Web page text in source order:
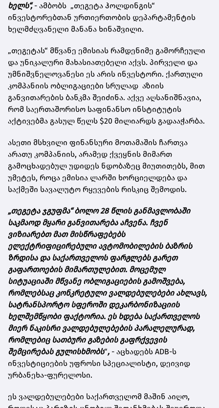
ხელს“, - ამბობს „თეგეტა ჰოლდინგის“
ინვესტორებთან ურთიერთობის დეპარტამენტის
ხელმძღვანელი მანანა ხინაშვილი.
„თეგეტას“ მწვანე ემისიას რამდენიმე გამორჩეული
და უნიკალური მახასიათებელი აქვს. პირველი და
უმნიშვნელოვანესი ეს არის ინვესტორი. ქართული
კომპანიის ობლიგაციები სრულად აზიის
განვითარების ბანკმა შეიძინა. აქვე აღსანიშნავია,
რომ საერთაშორისო საფინანსო ინსტიტუტის
აქტივებმა გასულ წელს $20 მილიარდს გადააჭარბა.
ასეთი მსხვილი ფინანსური მოთამაშის ჩართვა
არათუ კომპანიის, არამედ ქვეყნის მიმართ
გამოცხადებულ უდიდეს ნდობაზეც მიუთითებს, მით
უმეტეს, როცა ემისია ლარში ხორციელდება და
საქმეში სავალუტო რყევების რისკიც შემოდის.
„თეგეტა ჯგუფმა“ ბოლო 28 წლის განმავლობაში
საკმაოდ მყარი განვითარება აჩვენა. ჩვენ
ვიზიარებთ მათ მისწრაფებებს
ელექტრიფიცირებული ავტომობილების ბაზრის
ზრდისა და საქართველოს ფარგლებს გარეთ
გაფართოების მიმართულებით. მოცემულ
სიტუაციაში მწვანე ობლიგაციების გამოშვება,
რომლებსაც კონკრეტული ვალდებულებები ახლავს,
სატრანსპორტო სფეროში დეკარბონიზაციის
ხელშემწყობი ფაქტორია. ეს ხდება საქართველოს
მიერ ნაკისრი ვალდებულებების პარალელურად,
რომლებიც სათბური გაზების გაფრქვევის
შემცირებას გულისხმობს“, - აცხადებს ADB-ს
ინვესტიციების უფროსი სპეციალისტი, დეივიდ
ურბანეხა-ფურელოსი.
ეს ვალდებულებები საქართველომ მაშინ აიღო,